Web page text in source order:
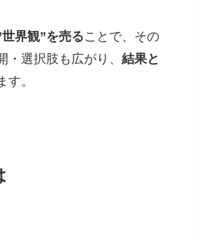
界観”を売ることで、その
・選択肢も広がり、 結果と
。